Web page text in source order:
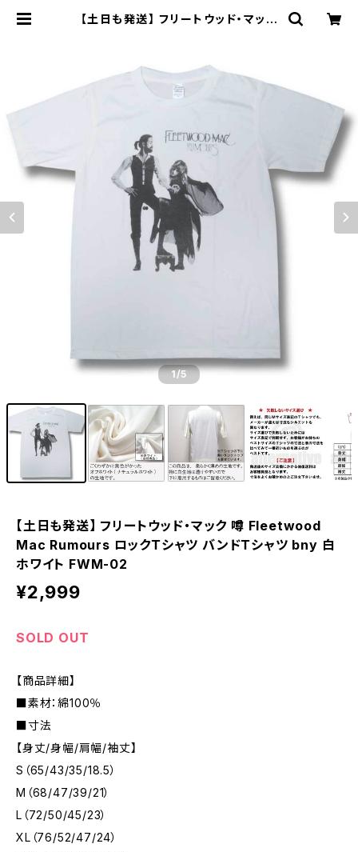
【土日も発送】 フリートウッド・マック
tokyo
1/5
【土日も発送】 フリートウッド・マック 噂 Fleetwood
Mac Rumours ロックＴシャツ バンドＴシャツ bny 白
ホワイト FWM-02
¥2,999
SOLD OUT
【商品詳細】
■素材：綿100％
■寸法
【身丈/身幅/肩幅/袖丈】
S（65/43/35/18.5）
M（68/47/39/21）
L（72/50/45/23）
XL（76/52/47/24）